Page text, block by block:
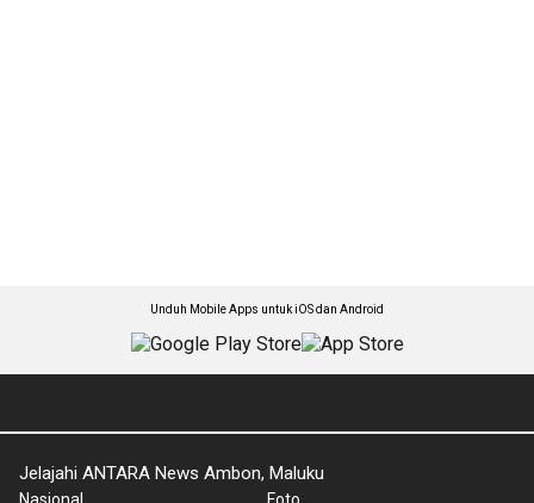
Unduh Mobile Apps untuk iOS dan Android
Jelajahi ANTARA News Ambon, Maluku